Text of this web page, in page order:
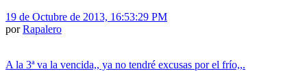
19 de Octubre de 2013, 16:53:29 PM
porRapalero
A la 3ª va la vencida,, ya no tendré excusas por el frío,,.